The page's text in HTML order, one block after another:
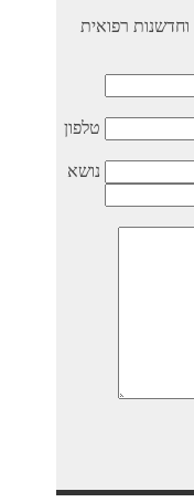
וחדשנות רפואית
טלפון
נושא